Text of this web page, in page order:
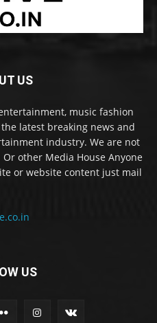
US
music fashion
latest breaking news and
industry. We are not
other Media House Anyone
or website content just mail
US